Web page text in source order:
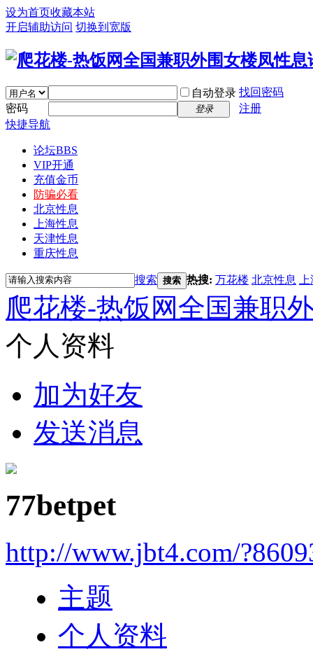
设为首页收藏本站
开启辅助访问 切换到宽版
自动登录 找回密码
密码
登录
注册
快捷导航
论坛BBS
VIP开通
充值金币
防骗必看
北京性息
上海性息
天津性息
重庆性息
搜索 搜索 热搜: 万花楼 北京性息
爬花楼-热饭网全国兼职
个人资料
加为好友
发送消息
77betpet
http://www.jbt4.com/
主题
个人资料